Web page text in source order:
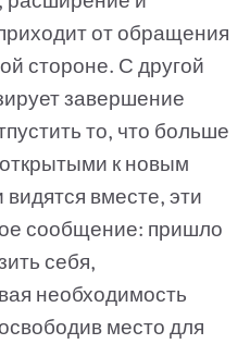
от обращения
стороне. С другой
завершение
то, что больше
к новым
вместе, эти
сообщение: пришло
себя,
необходимость
место для